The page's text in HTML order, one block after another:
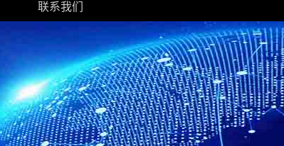
联系我们